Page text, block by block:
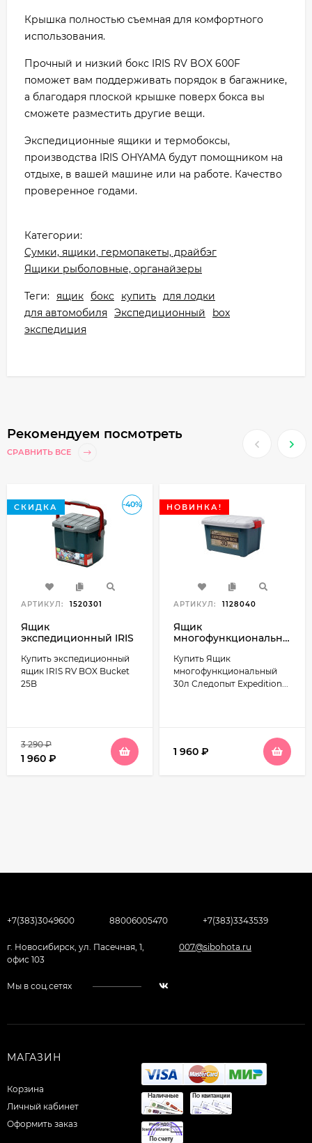
Крышка полностью съемная для комфортного
использования.
Прочный и низкий бокс IRIS RV BOX 600F
поможет вам поддерживать порядок в багажнике,
а благодаря плоской крышке поверх бокса вы
сможете разместить другие вещи.
Экспедиционные ящики и термобоксы,
производства IRIS OHYAMA будут помощником на
отдыхе, в вашей машине или на работе. Качество
проверенное годами.
Категории:
Cумки, ящики, гермопакеты, драйбэг
Ящики рыболовные, органайзеры
Теги: ящик бокс купить для лодки
для автомобиля
Экспедиционный
box
экспедиция
Рекомендуем посмотреть
СРАВНИТЬ ВСЕ
-40%
СКИДКА
АРТИКУЛ: 1520301
Ящик
экспедиционный IRIS
25л
Купить экспедиционный
ящик IRIS RV BOX Bucket
25B
3 290₽
1 960 ₽
НОВИНКА!
АРТИКУЛ: 1128040
Ящик
многофункциональный
Expedition Box
500х360х320мм цвет
зеленый/серый
Купить Ящик
многофункциональный
30л Следопыт Expedition...
1 960 ₽
+7(383)3049600 88006005470 +7(383)3343539
г. Новосибирск, ул. Пасечная, 1,
офис 103
007@sibohota.ru
Мы в соц.сетях
МАГАЗИН
Корзина
Личный кабинет
Оформить заказ